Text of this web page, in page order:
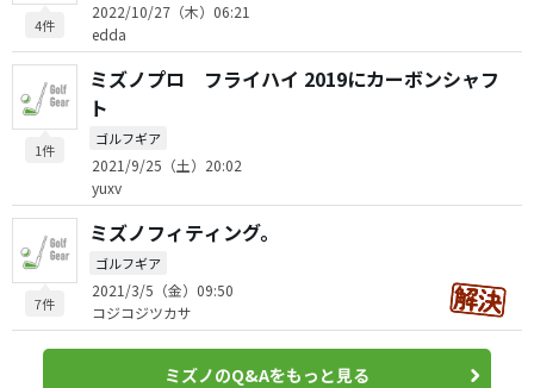
4件
2022/10/27（木）06:21
edda
1件
ミズノプロ フライハイ 2019にカーボンシャフ
ト
ゴルフギア
2021/9/25（土）20:02
yuxv
7件
ミズノフィティング。
ゴルフギア
2021/3/5（金）09:50
コジコジツカサ
ミズノのQ&Aをもっと見る